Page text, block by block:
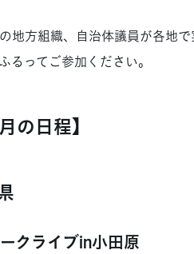
地方組織、自治体議員が各地で
るってご参加ください。
の日程】
クライブin小田原